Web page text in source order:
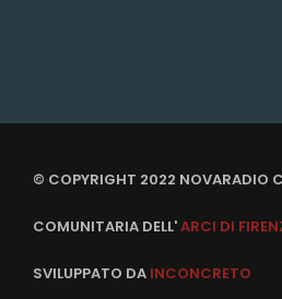
© COPYRIGHT 2022 NOVARADIO
COMUNITARIA DELL'ARCI DI
SVILUPPATO DA INCONCRETO